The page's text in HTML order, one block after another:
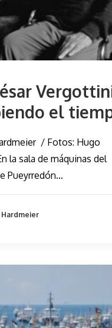
el
/ Fotos: Hugo
la sala de máquinas del
Pueyrredón…
Hardmeier